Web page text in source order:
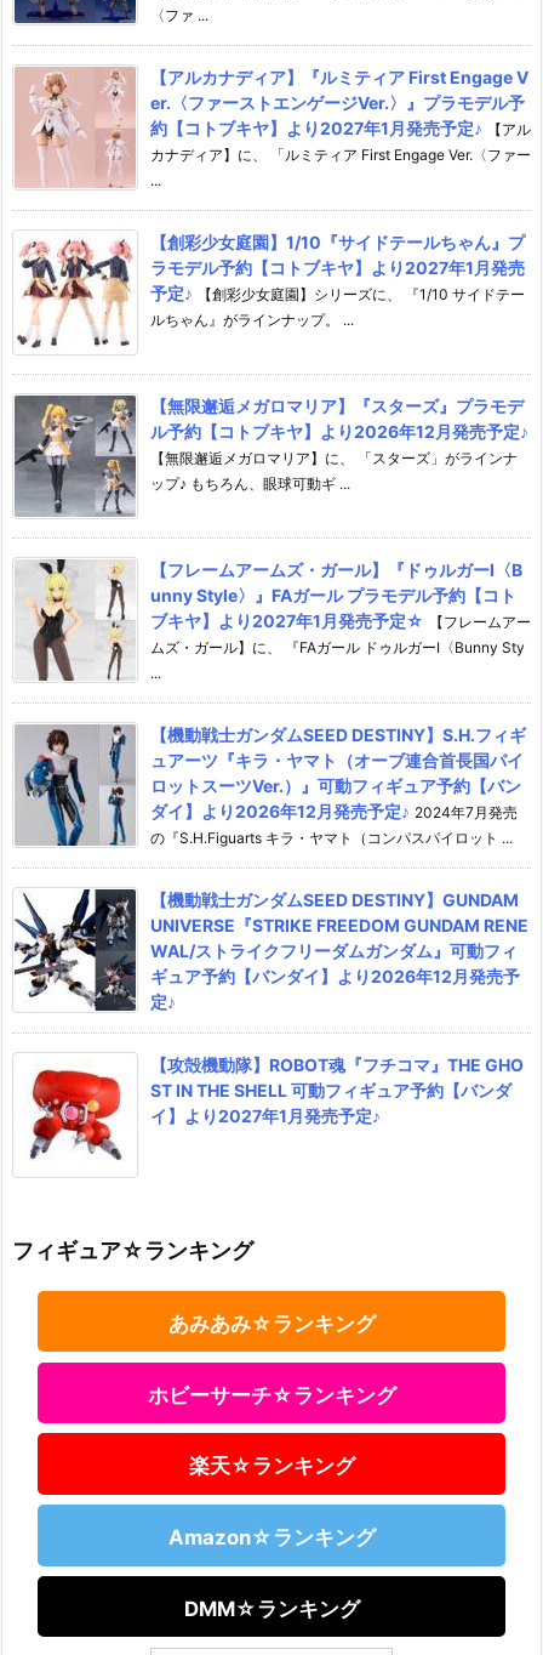
〈ファ ...
【アルカナディア】『ルミティア First Engage V
er.〈ファーストエンゲージVer.〉』プラモデル予
約【コトブキヤ】より2027年1月発売予定♪
【アル
カナディア】に、 「ルミティア First Engage Ver.〈ファー
...
【創彩少女庭園】1/10『サイドテールちゃん』プ
ラモデル予約【コトブキヤ】より2027年1月発売
予定♪
【創彩少女庭園】シリーズに、 『1/10 サイドテー
ルちゃん』がラインナップ。 ...
【無限邂逅メガロマリア】『スターズ』プラモデ
ル予約【コトブキヤ】より2026年12月発売予定♪
【無限邂逅メガロマリア】に、 「スターズ」がラインナ
ップ♪ もちろん、眼球可動ギ ...
【フレームアームズ・ガール】『ドゥルガーI〈B
unny Style〉』FAガール プラモデル予約【コト
ブキヤ】より2027年1月発売予定☆
【フレームアー
ムズ・ガール】に、 『FAガール ドゥルガーI〈Bunny Sty
...
【機動戦士ガンダムSEED DESTINY】S.H.フィギ
ュアーツ『キラ・ヤマト（オーブ連合首長国パイ
ロットスーツVer.）』可動フィギュア予約【バン
ダイ】より2026年12月発売予定♪ 2024年7月発売
の『S.H.Figuarts キラ・ヤマト（コンパスパイロット ...
【機動戦士ガンダムSEED DESTINY】GUNDAM
UNIVERSE『STRIKE FREEDOM GUNDAM RENE
WAL/ストライクフリーダムガンダム』可動フィ
ギュア予約【バンダイ】より2026年12月発売予
定♪
【攻殻機動隊】ROBOT魂『フチコマ』THE GHO
ST IN THE SHELL 可動フィギュア予約【バンダ
イ】より2027年1月発売予定♪
フィギュア☆ランキング
あみあみ☆ランキング
ホビーサーチ☆ランキング
楽天☆ランキング
Amazon☆ランキング
DMM☆ランキング